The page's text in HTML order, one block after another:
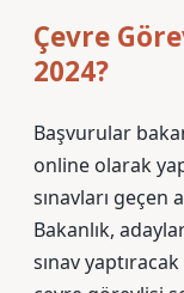
Çevre
2024?
Başvurular
online olarak
sınavları geçen
Bakanlık,
sınav